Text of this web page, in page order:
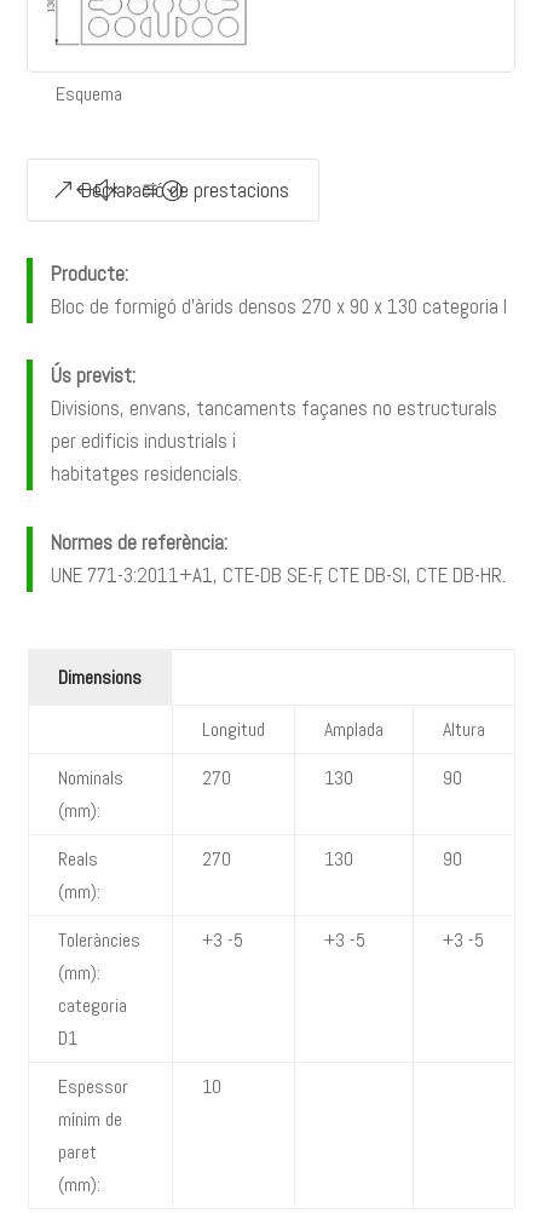
Esquema
Declaració de prestacions
Producte:
Bloc de formigó d’àrids densos 270 x 90 x 130 categoria I
Ús previst:
Divisions, envans, tancaments façanes no estructurals
per edificis industrials i
habitatges residencials.
Normes de referència:
UNE 771-3:2011+A1, CTE-DB SE-F, CTE DB-SI, CTE DB-HR.
Dimensions
Longitud Amplada
Altura
Nominals
(mm):
270 130 90
Reals
(mm):
270 130 90
Toleràncies
(mm):
categoria
D1
+3 -5 +3 -5 +3 -5
Espessor
mínim de
paret
(mm):
10